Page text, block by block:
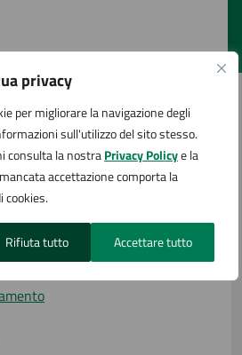
privacy
per migliorare la navigazione degli
sull'utilizzo del sito stesso.
consulta la nostraPrivacy Policye la
accettazione comporta la
cookies.
Rifiuta tutto Accettare tutto
5 stelle su 5
su 5
su 5
frequenti